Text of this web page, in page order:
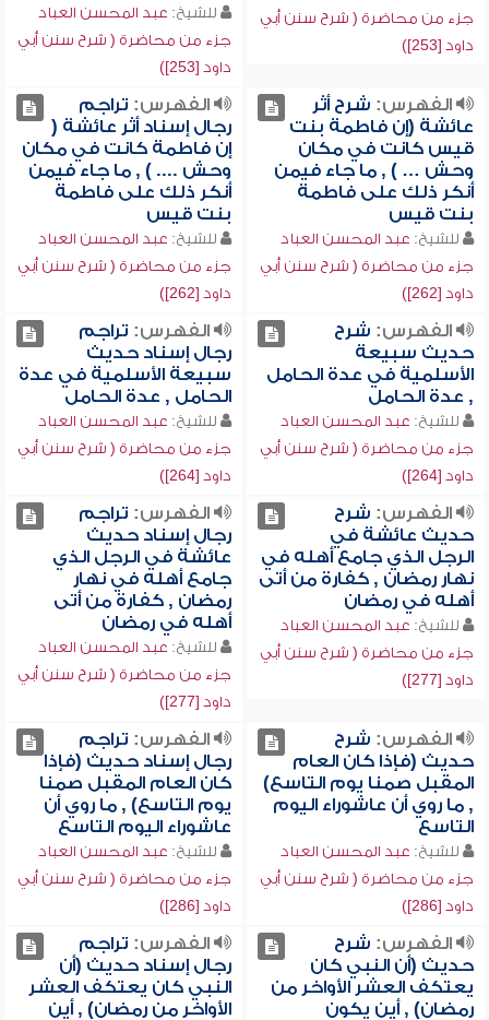
جزء من محاضرة ( شرح سنن أبي
داود [253])
للشيخ: عبد المحسن العباد
جزء من محاضرة ( شرح سنن أبي
داود [253])
الفهرس: شرح أثر
عائشة (إن فاطمة بنت
قيس كانت في مكان
وحش … ) , ما جاء فيمن
أنكر ذلك على فاطمة
بنت قيس
للشيخ: عبد المحسن العباد
جزء من محاضرة ( شرح سنن أبي
داود [262])
الفهرس: تراجم
رجال إسناد أثر عائشة (
إن فاطمة كانت في مكان
وحش .... ) , ما جاء فيمن
أنكر ذلك على فاطمة
بنت قيس
للشيخ: عبد المحسن العباد
جزء من محاضرة ( شرح سنن أبي
داود [262])
الفهرس: شرح
حديث سبيعة
الأسلمية في عدة الحامل
, عدة الحامل
للشيخ: عبد المحسن العباد
جزء من محاضرة ( شرح سنن أبي
داود [264])
الفهرس: تراجم
رجال إسناد حديث
سبيعة الأسلمية في عدة
الحامل , عدة الحامل
للشيخ: عبد المحسن العباد
جزء من محاضرة ( شرح سنن أبي
داود [264])
الفهرس: شرح
حديث عائشة في
الرجل الذي جامع أهله في
نهار رمضان , كفارة من أتى
أهله في رمضان
للشيخ: عبد المحسن العباد
جزء من محاضرة ( شرح سنن أبي
داود [277])
الفهرس: تراجم
رجال إسناد حديث
عائشة في الرجل الذي
جامع أهله في نهار
رمضان , كفارة من أتى
أهله في رمضان
للشيخ: عبد المحسن العباد
جزء من محاضرة ( شرح سنن أبي
داود [277])
الفهرس: شرح
حديث (فإذا كان العام
المقبل صمنا يوم التاسع)
, ما روي أن عاشوراء اليوم
التاسع
للشيخ: عبد المحسن العباد
جزء من محاضرة ( شرح سنن أبي
داود [286])
الفهرس: تراجم
رجال إسناد حديث (فإذا
كان العام المقبل صمنا
يوم التاسع) , ما روي أن
عاشوراء اليوم التاسع
للشيخ: عبد المحسن العباد
جزء من محاضرة ( شرح سنن أبي
داود [286])
الفهرس: شرح
حديث (أن النبي كان
يعتكف العشر الأواخر من
رمضان) , أين يكون
الفهرس: تراجم
رجال إسناد حديث (أن
النبي كان يعتكف العشر
الأواخر من رمضان) , أين